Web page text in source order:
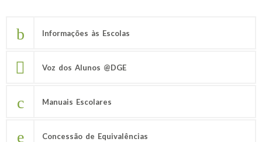
Informações às Escolas
Voz dos Alunos @DGE
Manuais Escolares
Concessão de Equivalências